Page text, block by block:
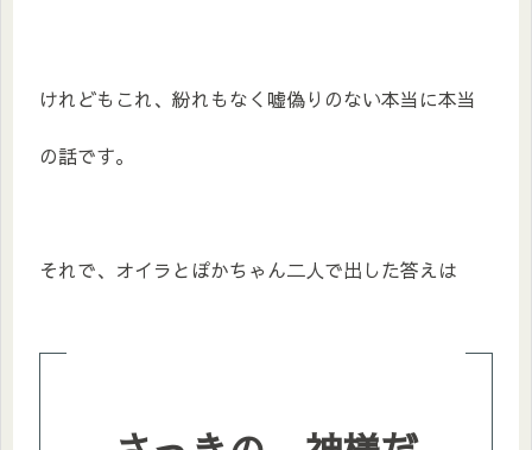
けれどもこれ、紛れもなく嘘偽りのない本当に本当
の話です。
それで、オイラとぽかちゃん二人で出した答えは